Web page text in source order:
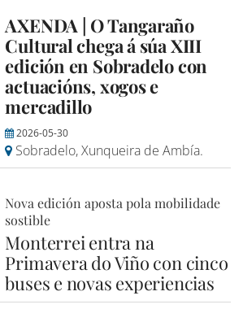
AXENDA | O Tangaraño
Cultural chega á súa XIII
edición en Sobradelo con
actuacións, xogos e
mercadillo
2026-05-30
Sobradelo, Xunqueira de Ambía.
Nova edición aposta pola mobilidade
sostible
Monterrei entra na
Primavera do Viño con cinco
buses e novas experiencias